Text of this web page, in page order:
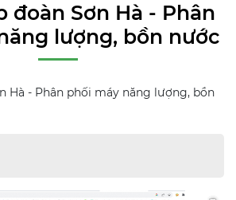
đoàn Sơn Hà - Phân
lượng, bồn nước
Hà - Phân phối máy năng lượng, bồn